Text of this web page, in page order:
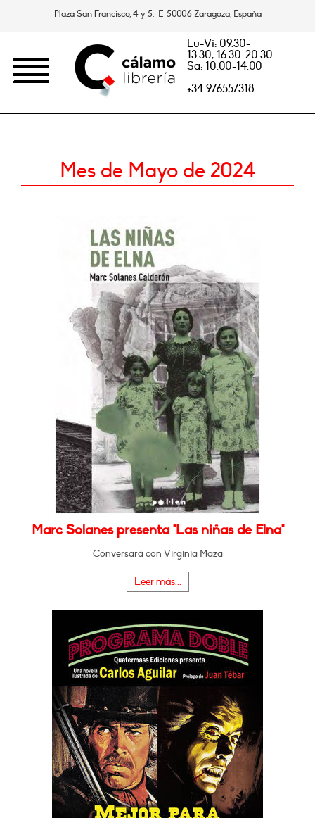
Plaza San Francisco, 4 y 5. E-50006 Zaragoza, España
Lu-Vi: 09.30-
13.30, 16.30-20.30
Sa: 10.00-14.00
+34 976557318
Mes de Mayo de 2024
Marc Solanes presenta "Las niñas de Elna"
Conversará con Virginia Maza
Leer más...